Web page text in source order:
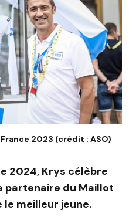
2023 (crédit : ASO)
2024, Krys célèbre
partenaire du Maillot
le meilleur jeune.